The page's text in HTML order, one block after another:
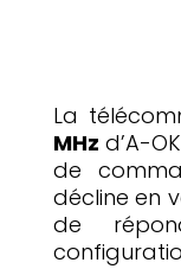
La
MHz d’A-
de
décline en
de